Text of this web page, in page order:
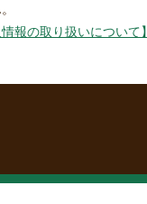
情報の取り扱いについて】